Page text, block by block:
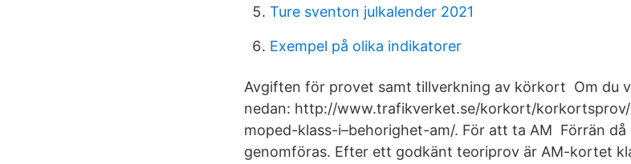
Ture sventon julkalender 2021
Exempel på olika indikatorer
Avgiften för provet samt tillverkning av körkort Om du
nedan: http://www.trafikverket.se/korkort/
moped-klass-i–behorighet-am/. För att ta AM Förrän
genomföras. Efter ett godkänt teoriprov är AM-kortet